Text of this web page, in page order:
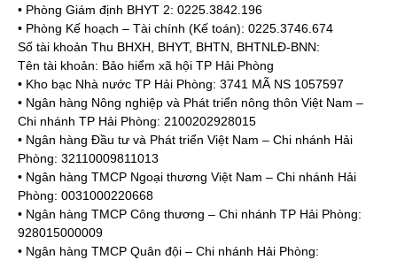
• Phòng Giám định BHYT 2: 0225.3842.196
• Phòng Kế hoạch – Tài chính (Kế toán): 0225.3746.674
Số tài khoản Thu BHXH, BHYT, BHTN, BHTNLĐ-BNN:
Tên tài khoản: Bảo hiểm xã hội TP Hải Phòng
• Kho bạc Nhà nước TP Hải Phòng: 3741 MÃ NS 1057597
• Ngân hàng Nông nghiệp và Phát triển nông thôn Việt Nam –
Chi nhánh TP Hải Phòng: 2100202928015
• Ngân hàng Đầu tư và Phát triển Việt Nam – Chi nhánh Hải
Phòng: 32110009811013
• Ngân hàng TMCP Ngoại thương Việt Nam – Chi nhánh Hải
Phòng: 0031000220668
• Ngân hàng TMCP Công thương – Chi nhánh TP Hải Phòng:
928015000009
• Ngân hàng TMCP Quân đội – Chi nhánh Hải Phòng: